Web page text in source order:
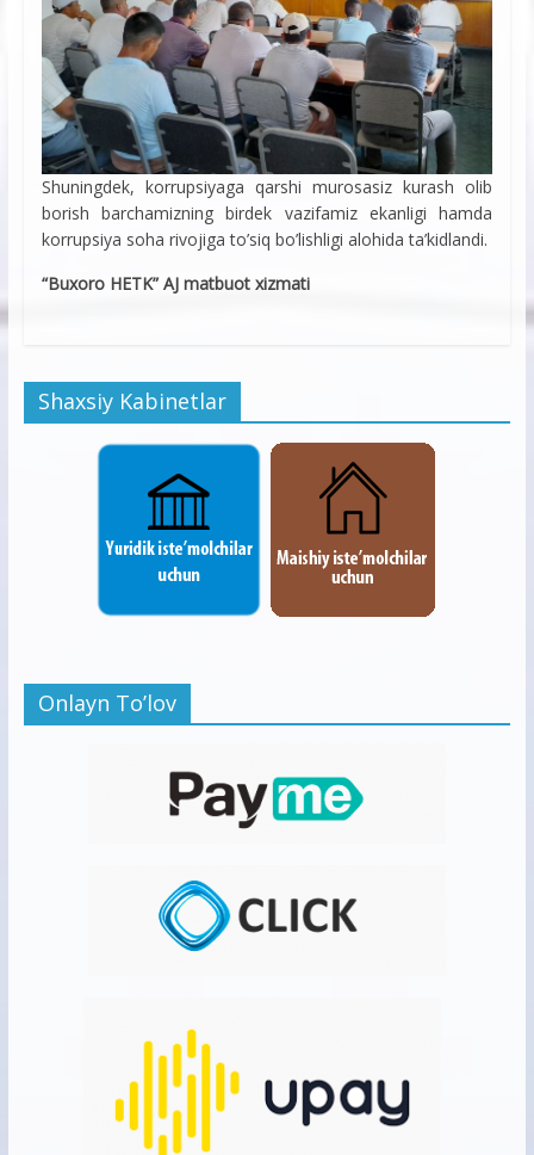
Shuningdek, korrupsiyaga qarshi murosasiz kurash olib
borish barchamizning birdek vazifamiz ekanligi hamda
korrupsiya soha rivojiga to’siq bo’lishligi alohida ta’kidlandi.
“Buxoro HETK” AJ matbuot xizmati
Shaxsiy Kabinetlar
Onlayn To’lov